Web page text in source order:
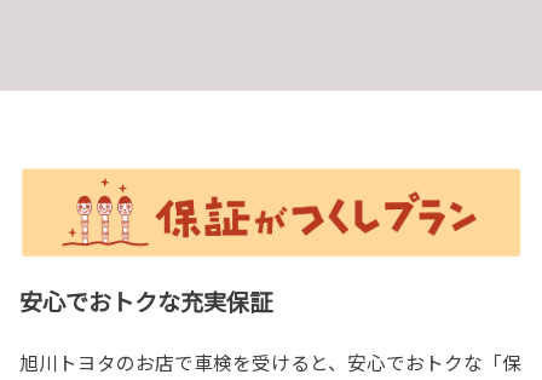
安心でおトクな充実保証
旭川トヨタのお店で車検を受けると、安心でおトクな「保